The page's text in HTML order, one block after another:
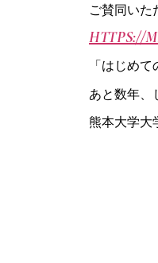
ご賛同いた
HTTPS://
「はじめ
あと数年、
熊本大学